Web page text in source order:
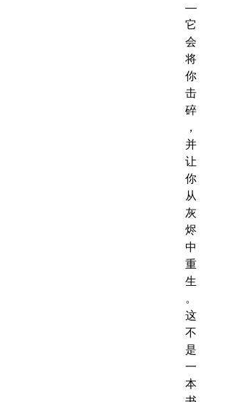
—
它
会
将
你
击
碎
，
并
让
你
从
灰
烬
中
重
生
。
这
不
是
一
本